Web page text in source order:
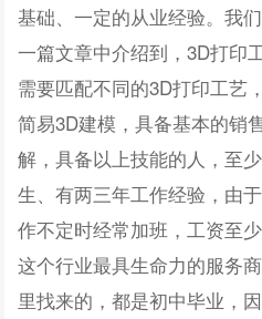
基础、一定的从业经验。我
一篇文章中介绍到，3D打印
需要匹配不同的3D打印工艺
简易3D建模，具备基本的销
解，具备以上技能的人，至
生、有两三年工作经验，由
作不定时经常加班，工资至
这个行业最具生命力的服务
里找来的，都是初中毕业，